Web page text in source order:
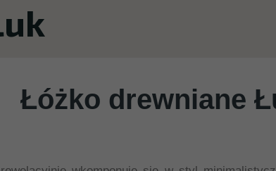
Łóżko drewniane